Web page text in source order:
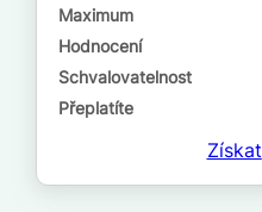
První půjčka zdarma
–
ano
Ve zkušebce
Maximum
Hodnocení
Schvalovatelnost
Přeplatíte
Získat